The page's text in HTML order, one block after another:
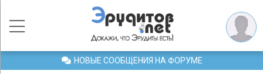
НОВЫЕ СООБЩЕНИЯ НА ФОРУМЕ